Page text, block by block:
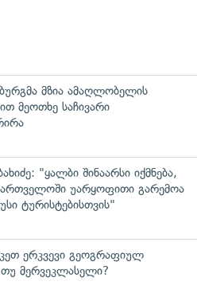
მზია ამაღლობელის
მეოთხე საჩივარი
"ყალბი შინაარსი იქმნება,
უარყოფითი გარემოა
ტურისტებისთვის"
ერკვევი გეოგრაფიულ
თუ მერვეკლასელი?